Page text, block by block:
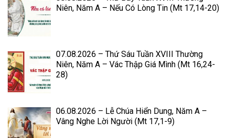
Niên, Năm A – Nếu Có Lòng Tin (Mt 17,14-20)
07.08.2026 – Thứ Sáu Tuần XVIII Thường
Niên, Năm A – Vác Thập Giá Mình (Mt 16,24-
28)
06.08.2026 – Lễ Chúa Hiển Dung, Năm A –
Vâng Nghe Lời Người (Mt 17,1-9)